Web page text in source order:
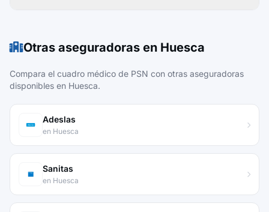
Otras aseguradoras en Huesca
Compara el cuadro médico de PSN con otras aseguradoras
disponibles en Huesca.
Adeslas
en Huesca
Sanitas
en Huesca